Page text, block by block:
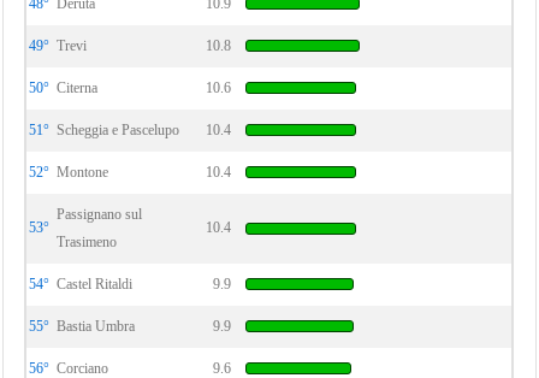
48° Deruta 10.9
49° Trevi 10.8
50° Citerna 10.6
51° Scheggia e Pascelupo 10.4
52° Montone 10.4
53°
Passignano sul
Trasimeno
10.4
54° Castel Ritaldi 9.9
55° Bastia Umbra 9.9
56° Corciano 9.6